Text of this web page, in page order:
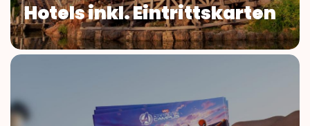
Hotels inkl. Eintrittskarten